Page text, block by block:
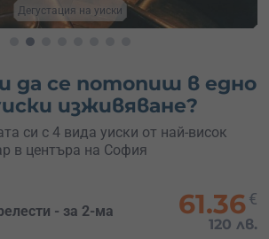
Дегустация на уиски
да се потопиш в едно
изживяване?
си с 4 вида уиски от най-висок
в центъра на София
- за 2-ма 61.36€
120 лв.